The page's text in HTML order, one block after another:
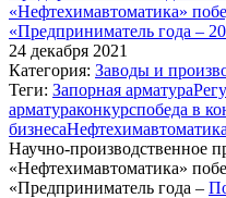
«Нефтехимавтоматика»
«Предприниматель года –
24 декабря 2021
Категория: Заводы и
Теги: Запорная арматура
арматураконкурспобеда в
бизнесаНефтехимавтоматика
Научно-производственное
«Нефтехимавтоматика»
«Предприниматель года –